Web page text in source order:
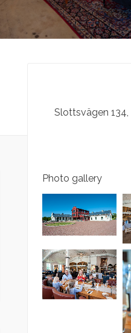
Slottsvägen 134
Photo gallery